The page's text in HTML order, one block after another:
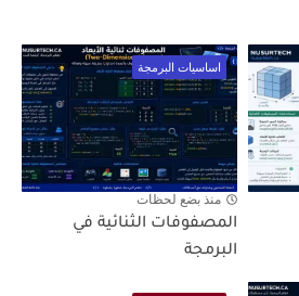
اساسيات البرمجة
منذ بضع لحظات
المصفوفات الثنائية في
البرمجة